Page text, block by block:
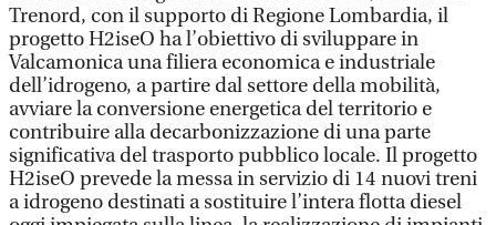
Trenord, con il supporto di Regione Lombardia, il
progetto H2iseO ha l’obiettivo di sviluppare in
Valcamonica una filiera economica e industriale
dell’idrogeno, a partire dal settore della mobilità,
avviare la conversione energetica del territorio e
contribuire alla decarbonizzazione di una parte
significativa del trasporto pubblico locale. Il progetto
H2iseO prevede la messa in servizio di 14 nuovi treni
a idrogeno destinati a sostituire l’intera flotta diesel